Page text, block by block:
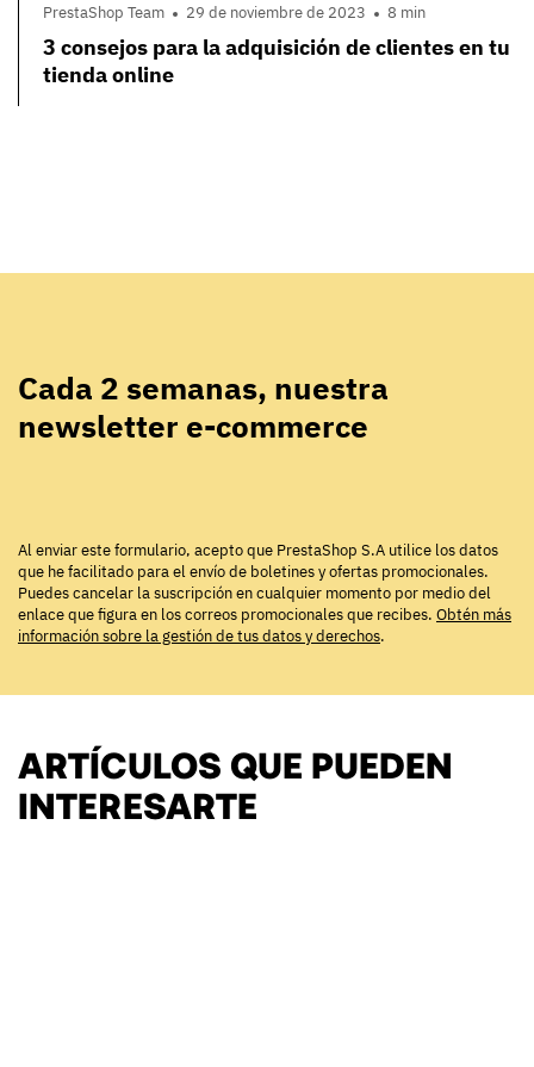
PrestaShop Team 29 de noviembre de 2023 8 min
3 consejos para la adquisición de clientes en tu
tienda online
Cada 2 semanas, nuestra
newsletter e-commerce
Al enviar este formulario, acepto que PrestaShop S.A utilice los datos
que he facilitado para el envío de boletines y ofertas promocionales.
Puedes cancelar la suscripción en cualquier momento por medio del
enlace que figura en los correos promocionales que recibes. Obtén más
información sobre la gestión de tus datos y derechos.
ARTÍCULOS QUE PUEDEN
INTERESARTE